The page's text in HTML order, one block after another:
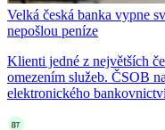
Velká česká banka vypne
nepošlou peníze
Klienti jedné z největších
omezením služeb. ČSOB
elektronického